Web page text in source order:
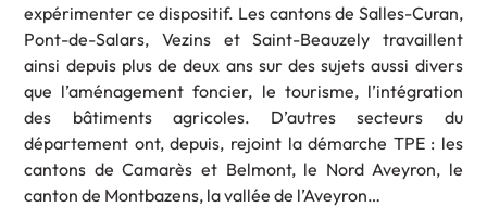
expérimenter ce dispositif. Les cantons de Salles-Curan,
Pont-de-Salars, Vezins et Saint-Beauzely travaillent
ainsi depuis plus de deux ans sur des sujets aussi divers
que l’aménagement foncier, le tourisme, l’intégration
des bâtiments agricoles. D’autres secteurs du
département ont, depuis, rejoint la démarche TPE : les
cantons de Camarès et Belmont, le Nord Aveyron, le
canton de Montbazens, la vallée de l’Aveyron…